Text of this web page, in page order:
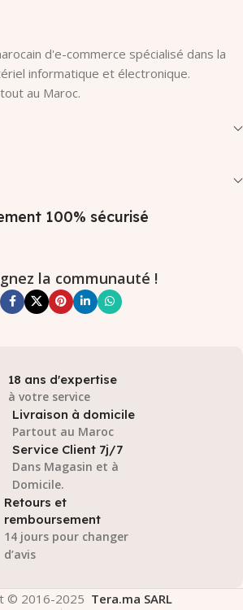
d'e-commerce spécialisé dans la
informatique et électronique.
au Maroc.
100% sécurisé
la communauté !
18 ans d'expertise
à votre service
Livraison à domicile
Partout au Maroc
Service Client 7j/7
Dans Magasin et à
Domicile.
Retours et
remboursement
14 jours pour changer
d’avis
© 2016-2025 Tera.ma SARL